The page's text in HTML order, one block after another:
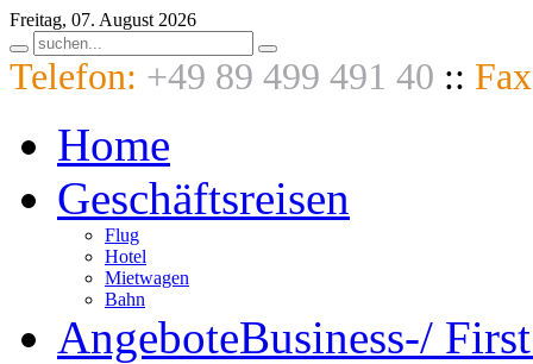
Freitag, 07. August 2026
Telefon: +49 89 499 491 40 ::
Home
Geschäftsreisen
Flug
Hotel
Mietwagen
Bahn
AngeboteBusiness-/